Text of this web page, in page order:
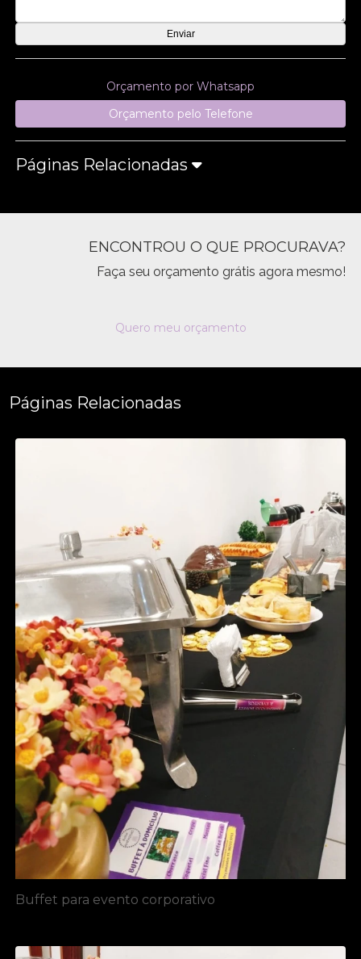
Orçamento por Whatsapp
Orçamento pelo Telefone
Páginas Relacionadas
ENCONTROU O QUE PROCURAVA?
Faça seu orçamento grátis agora mesmo!
Quero meu orçamento
Páginas Relacionadas
Buffet para evento corporativo